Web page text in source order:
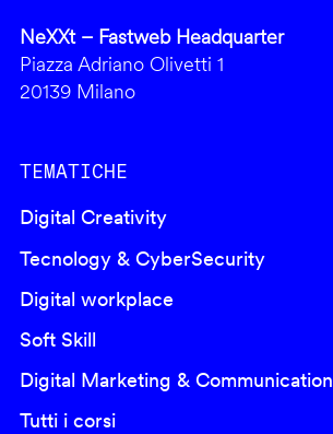
NeXXt – Fastweb Headquarter
Piazza Adriano Olivetti 1
20139 Milano
TEMATICHE
Digital Creativity
Tecnology & CyberSecurity
Digital workplace
Soft Skill
Digital Marketing & Communication
Tutti i corsi